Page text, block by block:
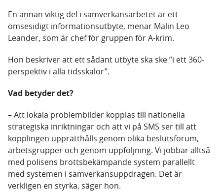
En annan viktig del i samverkansarbetet är ett
ömsesidigt informationsutbyte, menar Malin Leo
Leander, som är chef för gruppen för A-krim.
Hon beskriver att ett sådant utbyte ska ske ”i ett 360-
perspektiv i alla tidsskalor”.
Vad betyder det?
– Att lokala problembilder kopplas till nationella
strategiska inriktningar och att vi på SMS ser till att
kopplingen upprätthålls genom olika beslutsforum,
arbetsgrupper och genom uppföljning. Vi jobbar alltså
med polisens brottsbekämpande system parallellt
med systemen i samverkansuppdragen. Det är
verkligen en styrka, säger hon.